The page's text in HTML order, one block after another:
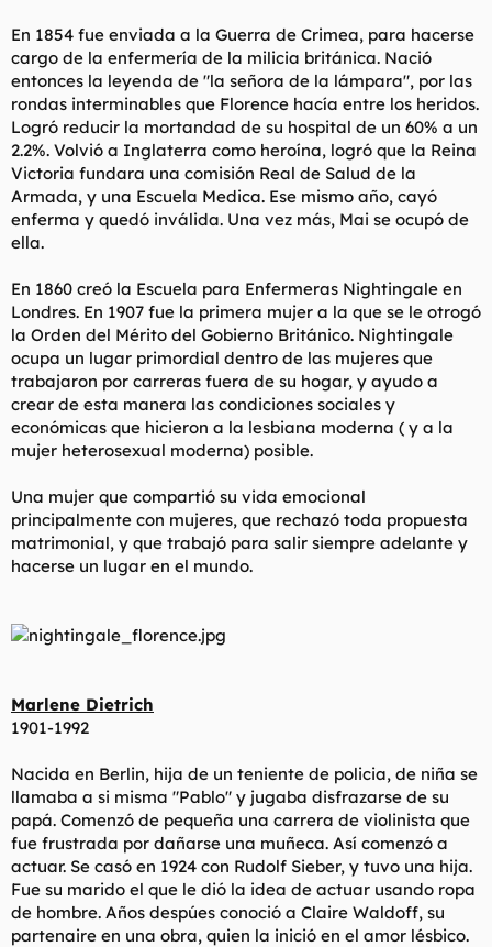
En 1854 fue enviada a la Guerra de Crimea, para hacerse
cargo de la enfermería de la milicia británica. Nació
entonces la leyenda de "la señora de la lámpara", por las
rondas interminables que Florence hacía entre los heridos.
Logró reducir la mortandad de su hospital de un 60% a un
2.2%. Volvió a Inglaterra como heroína, logró que la Reina
Victoria fundara una comisión Real de Salud de la
Armada, y una Escuela Medica. Ese mismo año, cayó
enferma y quedó inválida. Una vez más, Mai se ocupó de
ella.
En 1860 creó la Escuela para Enfermeras Nightingale en
Londres. En 1907 fue la primera mujer a la que se le otrogó
la Orden del Mérito del Gobierno Británico. Nightingale
ocupa un lugar primordial dentro de las mujeres que
trabajaron por carreras fuera de su hogar, y ayudo a
crear de esta manera las condiciones sociales y
económicas que hicieron a la lesbiana moderna ( y a la
mujer heterosexual moderna) posible.
Una mujer que compartió su vida emocional
principalmente con mujeres, que rechazó toda propuesta
matrimonial, y que trabajó para salir siempre adelante y
hacerse un lugar en el mundo.
Marlene Dietrich
1901-1992
Nacida en Berlin, hija de un teniente de policia, de niña se
llamaba a si misma "Pablo" y jugaba disfrazarse de su
papá. Comenzó de pequeña una carrera de violinista que
fue frustrada por dañarse una muñeca. Así comenzó a
actuar. Se casó en 1924 con Rudolf Sieber, y tuvo una hija.
Fue su marido el que le dió la idea de actuar usando ropa
de hombre. Años despúes conoció a Claire Waldoff, su
partenaire en una obra, quien la inició en el amor lésbico.